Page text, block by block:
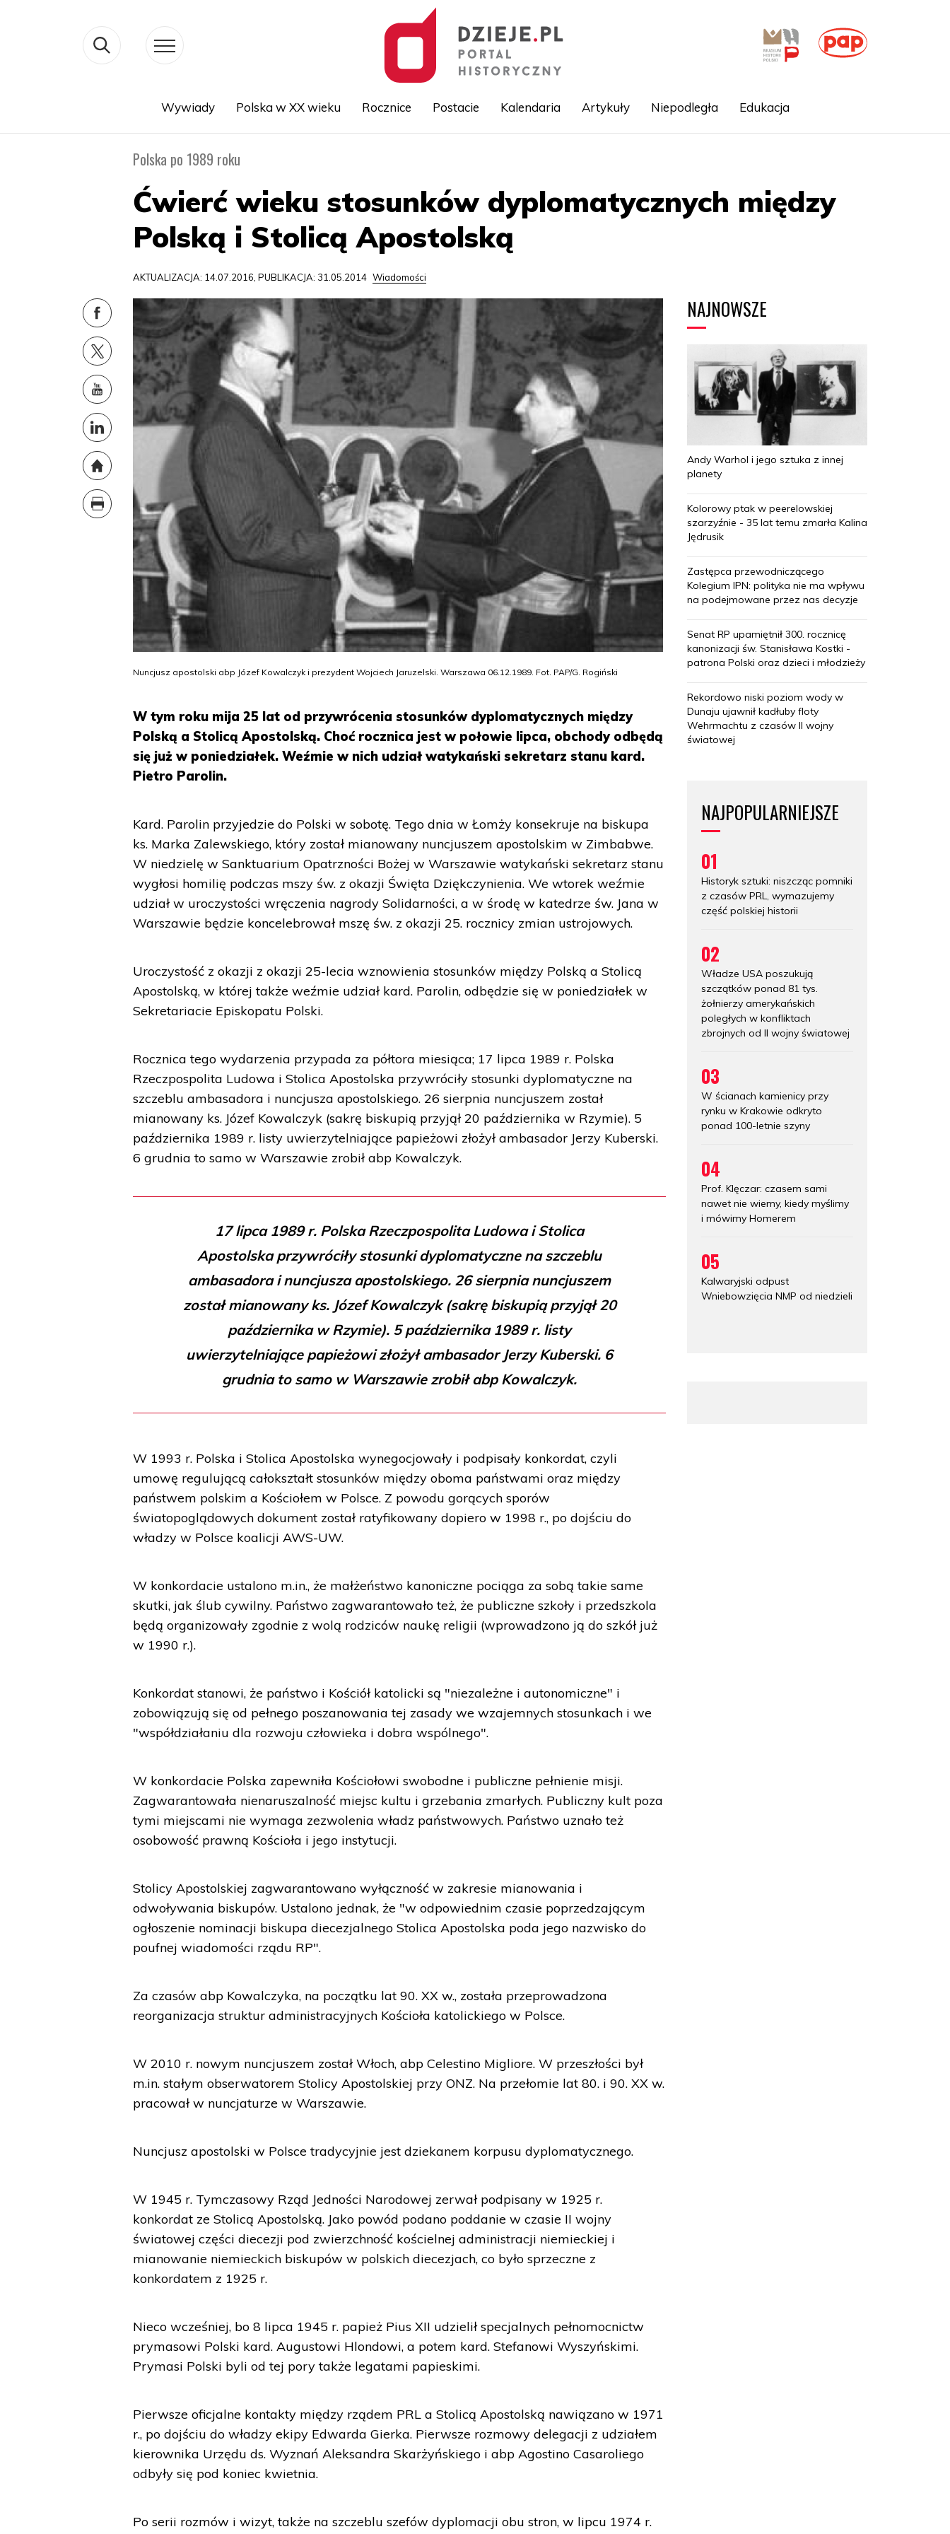
Wywiady Polska w XX wieku Rocznice Postacie Kalendaria Artykuły Niepodległa Edukacja
Polska po 1989 roku
Ćwierć wieku stosunków dyplomatycznych między
Polską i Stolicą Apostolską
AKTUALIZACJA: 14.07.2016, PUBLIKACJA: 31.05.2014 Wiadomości
Nuncjusz apostolski abp Józef Kowalczyk i prezydent Wojciech Jaruzelski. Warszawa 06.12.1989. Fot. PAP/G. Rogiński
W tym roku mija 25 lat od przywrócenia stosunków dyplomatycznych między
Polską a Stolicą Apostolską. Choć rocznica jest w połowie lipca, obchody odbędą
się już w poniedziałek. Weźmie w nich udział watykański sekretarz stanu kard.
Pietro Parolin.
Kard. Parolin przyjedzie do Polski w sobotę. Tego dnia w Łomży konsekruje na biskupa
ks. Marka Zalewskiego, który został mianowany nuncjuszem apostolskim w Zimbabwe.
W niedzielę w Sanktuarium Opatrzności Bożej w Warszawie watykański sekretarz stanu
wygłosi homilię podczas mszy św. z okazji Święta Dziękczynienia. We wtorek weźmie
udział w uroczystości wręczenia nagrody Solidarności, a w środę w katedrze św. Jana w
Warszawie będzie koncelebrował mszę św. z okazji 25. rocznicy zmian ustrojowych.
Uroczystość z okazji z okazji 25-lecia wznowienia stosunków między Polską a Stolicą
Apostolską, w której także weźmie udział kard. Parolin, odbędzie się w poniedziałek w
Sekretariacie Episkopatu Polski.
Rocznica tego wydarzenia przypada za półtora miesiąca; 17 lipca 1989 r. Polska
Rzeczpospolita Ludowa i Stolica Apostolska przywróciły stosunki dyplomatyczne na
szczeblu ambasadora i nuncjusza apostolskiego. 26 sierpnia nuncjuszem został
mianowany ks. Józef Kowalczyk (sakrę biskupią przyjął 20 października w Rzymie). 5
października 1989 r. listy uwierzytelniające papieżowi złożył ambasador Jerzy Kuberski.
6 grudnia to samo w Warszawie zrobił abp Kowalczyk.
17 lipca 1989 r. Polska Rzeczpospolita Ludowa i Stolica
Apostolska przywróciły stosunki dyplomatyczne na szczeblu
ambasadora i nuncjusza apostolskiego. 26 sierpnia nuncjuszem
został mianowany ks. Józef Kowalczyk (sakrę biskupią przyjął 20
października w Rzymie). 5 października 1989 r. listy
uwierzytelniające papieżowi złożył ambasador Jerzy Kuberski. 6
grudnia to samo w Warszawie zrobił abp Kowalczyk.
W 1993 r. Polska i Stolica Apostolska wynegocjowały i podpisały konkordat, czyli
umowę regulującą całokształt stosunków między oboma państwami oraz między
państwem polskim a Kościołem w Polsce. Z powodu gorących sporów
światopoglądowych dokument został ratyfikowany dopiero w 1998 r., po dojściu do
władzy w Polsce koalicji AWS-UW.
W konkordacie ustalono m.in., że małżeństwo kanoniczne pociąga za sobą takie same
skutki, jak ślub cywilny. Państwo zagwarantowało też, że publiczne szkoły i przedszkola
będą organizowały zgodnie z wolą rodziców naukę religii (wprowadzono ją do szkół już
w 1990 r.).
Konkordat stanowi, że państwo i Kościół katolicki są "niezależne i autonomiczne" i
zobowiązują się od pełnego poszanowania tej zasady we wzajemnych stosunkach i we
"współdziałaniu dla rozwoju człowieka i dobra wspólnego".
W konkordacie Polska zapewniła Kościołowi swobodne i publiczne pełnienie misji.
Zagwarantowała nienaruszalność miejsc kultu i grzebania zmarłych. Publiczny kult poza
tymi miejscami nie wymaga zezwolenia władz państwowych. Państwo uznało też
osobowość prawną Kościoła i jego instytucji.
Stolicy Apostolskiej zagwarantowano wyłączność w zakresie mianowania i
odwoływania biskupów. Ustalono jednak, że "w odpowiednim czasie poprzedzającym
ogłoszenie nominacji biskupa diecezjalnego Stolica Apostolska poda jego nazwisko do
poufnej wiadomości rządu RP".
Za czasów abp Kowalczyka, na początku lat 90. XX w., została przeprowadzona
reorganizacja struktur administracyjnych Kościoła katolickiego w Polsce.
W 2010 r. nowym nuncjuszem został Włoch, abp Celestino Migliore. W przeszłości był
m.in. stałym obserwatorem Stolicy Apostolskiej przy ONZ. Na przełomie lat 80. i 90. XX w.
pracował w nuncjaturze w Warszawie.
Nuncjusz apostolski w Polsce tradycyjnie jest dziekanem korpusu dyplomatycznego.
W 1945 r. Tymczasowy Rząd Jedności Narodowej zerwał podpisany w 1925 r.
konkordat ze Stolicą Apostolską. Jako powód podano poddanie w czasie II wojny
światowej części diecezji pod zwierzchność kościelnej administracji niemieckiej i
mianowanie niemieckich biskupów w polskich diecezjach, co było sprzeczne z
konkordatem z 1925 r.
Nieco wcześniej, bo 8 lipca 1945 r. papież Pius XII udzielił specjalnych pełnomocnictw
prymasowi Polski kard. Augustowi Hlondowi, a potem kard. Stefanowi Wyszyńskimi.
Prymasi Polski byli od tej pory także legatami papieskimi.
Pierwsze oficjalne kontakty między rządem PRL a Stolicą Apostolską nawiązano w 1971
r., po dojściu do władzy ekipy Edwarda Gierka. Pierwsze rozmowy delegacji z udziałem
kierownika Urzędu ds. Wyznań Aleksandra Skarżyńskiego i abp Agostino Casaroliego
odbyły się pod koniec kwietnia.
Po serii rozmów i wizyt, także na szczeblu szefów dyplomacji obu stron, w lipcu 1974 r.
NAJNOWSZE
Andy Warhol i jego sztuka z innej
planety
Kolorowy ptak w peerelowskiej
szarzyźnie - 35 lat temu zmarła Kalina
Jędrusik
Zastępca przewodniczącego
Kolegium IPN: polityka nie ma wpływu
na podejmowane przez nas decyzje
Senat RP upamiętnił 300. rocznicę
kanonizacji św. Stanisława Kostki -
patrona Polski oraz dzieci i młodzieży
Rekordowo niski poziom wody w
Dunaju ujawnił kadłuby floty
Wehrmachtu z czasów II wojny
światowej
NAJPOPULARNIEJSZE
01
Historyk sztuki: niszcząc pomniki
z czasów PRL, wymazujemy
część polskiej historii
02
Władze USA poszukują
szczątków ponad 81 tys.
żołnierzy amerykańskich
poległych w konfliktach
zbrojnych od II wojny światowej
03
W ścianach kamienicy przy
rynku w Krakowie odkryto
ponad 100-letnie szyny
04
Prof. Klęczar: czasem sami
nawet nie wiemy, kiedy myślimy
i mówimy Homerem
05
Kalwaryjski odpust
Wniebowzięcia NMP od niedzieli